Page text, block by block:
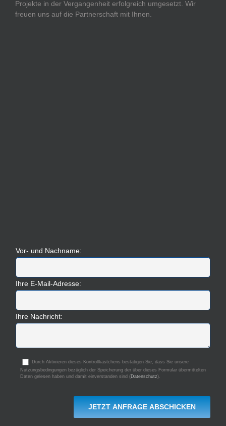
Projekte in der Vergangenheit erfolgreich umgesetzt. Wir
freuen uns auf die Partnerschaft mit Ihnen.
Vor- und Nachname:
Ihre E-Mail-Adresse:
Ihre Nachricht:
Durch Aktivieren dieses Kontrollkästchens bestätigen Sie, dass Sie unsere
Nutzungsbedingungen bezüglich der Speicherung der über dieses Formular übermittelten
Daten gelesen haben und damit einverstanden sind (Datenschutz).